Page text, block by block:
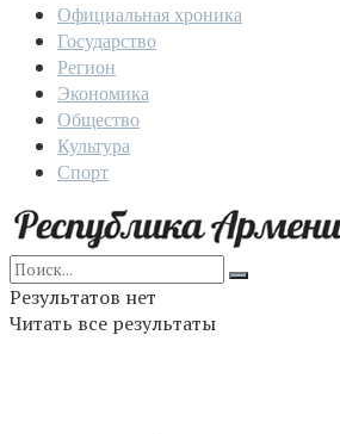
Официальная хроника
Государство
Регион
Экономика
Общество
Культура
Спорт
Результатов нет
Читать все результаты